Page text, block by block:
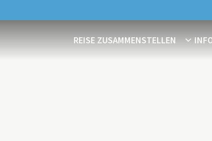
REISE ZUSAMMENSTELLEN